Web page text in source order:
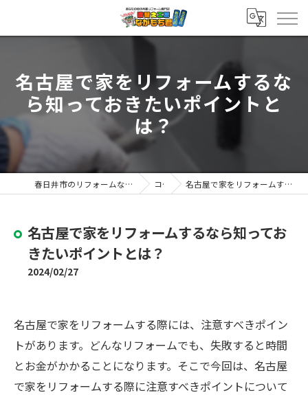
名古屋で家をリフォームするな
ら知っておきたいポイントと
は？
春日井市のリフォームなら塗替え工房ながもち君 春日井店 コラム 名古屋で家をリフォームするなら知っておきたいポイントとは？
名古屋で家をリフォームするなら知ってお
きたいポイントとは？
2024/02/27
名古屋で家をリフォームする際には、注意すべきポイン
トがあります。どんなリフォームでも、失敗すると時間
とお金がかかることになります。そこで今回は、名古屋
で家をリフォームする際に注意すべきポイントについて